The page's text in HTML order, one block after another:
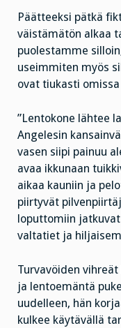
Päätteeksi pätkä
väistämätön alkaa
puolestamme
useimmiten myös
ovat tiukasti
”Lentokone lähtee
Angelesin
vasen siipi painuu
avaa ikkunaan
aikaa kauniin ja
piirtyvät
loputtomiin
valtatiet ja
Turvavöiden
ja lentoemäntä
uudelleen, hän
kulkee käytävällä